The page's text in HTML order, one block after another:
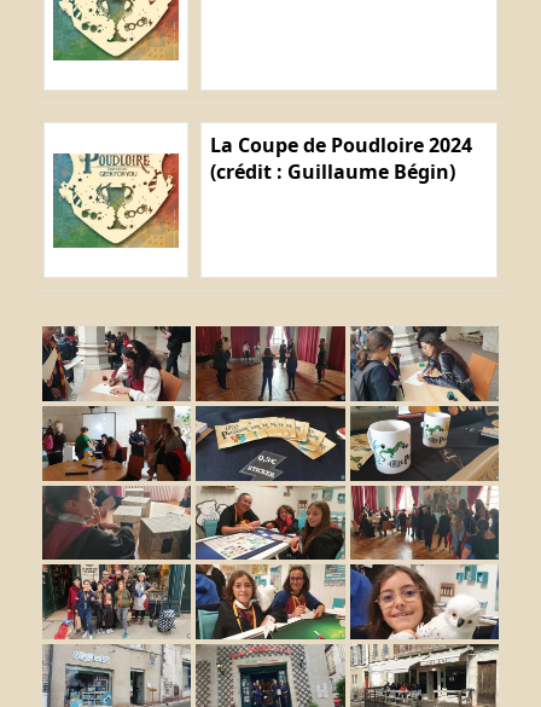
La Coupe de Poudloire 2024
(crédit : Guillaume Bégin)